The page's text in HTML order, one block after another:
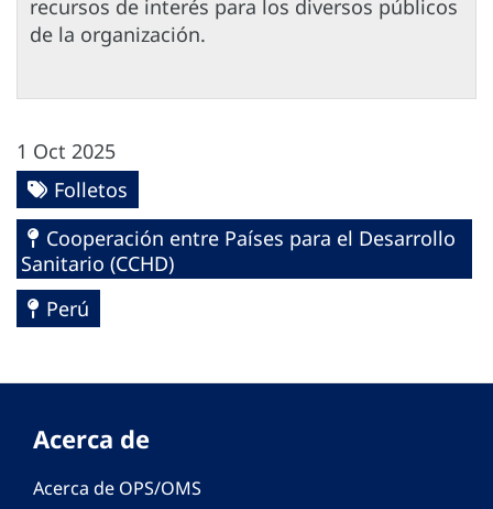
recursos de interés para los diversos públicos
de la organización.
1 Oct 2025
Folletos
Cooperación entre Países para el Desarrollo
Sanitario (CCHD)
Perú
Acerca de
Acerca de OPS/OMS